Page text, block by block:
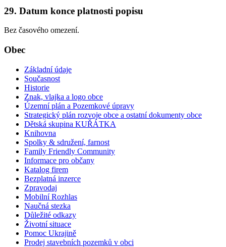
29. Datum konce platnosti popisu
Bez časového omezení.
Obec
Základní údaje
Současnost
Historie
Znak, vlajka a logo obce
Územní plán a Pozemkové úpravy
Strategický plán rozvoje obce a ostatní dokumenty obce
Dětská skupina KUŘÁTKA
Knihovna
Spolky & sdružení, farnost
Family Friendly Community
Informace pro občany
Katalog firem
Bezplatná inzerce
Zpravodaj
Mobilní Rozhlas
Naučná stezka
Důležité odkazy
Životní situace
Pomoc Ukrajině
Prodej stavebních pozemků v obci